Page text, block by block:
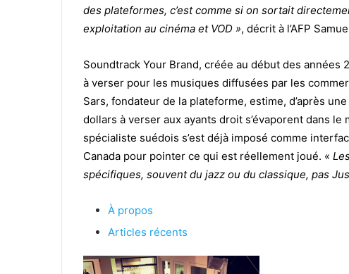
des plateformes, c’est comme si on sortait
exploitation au cinéma et VOD », décrit à l’AFP
Soundtrack Your Brand, créée au début des années
à verser pour les musiques diffusées par les
Sars, fondateur de la plateforme, estime, d’après
dollars à verser aux ayants droit s’évaporent dans le
spécialiste suédois s’est déjà imposé comme
Canada pour pointer ce qui est réellement joué. «
spécifiques, souvent du jazz ou du classique, pas
À propos
Articles récents